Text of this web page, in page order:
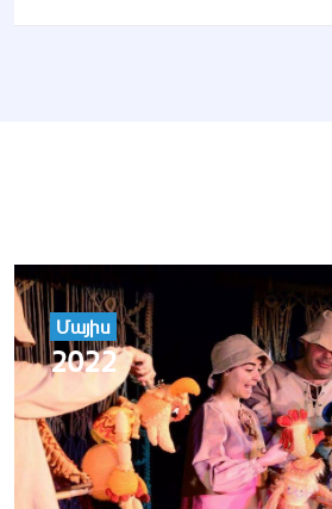
Մայիս
2022